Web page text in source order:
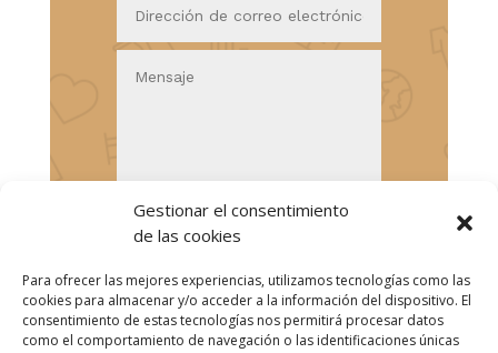
Gestionar el consentimiento
de las cookies
Para ofrecer las mejores experiencias, utilizamos tecnologías como las
cookies para almacenar y/o acceder a la información del dispositivo. El
consentimiento de estas tecnologías nos permitirá procesar datos
como el comportamiento de navegación o las identificaciones únicas
=